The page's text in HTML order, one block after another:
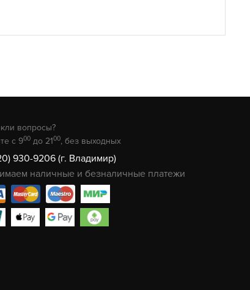
вопросы?
с 900 до 2100, без выходных
930-9206 (г. Владимир)
наличные и безналичные платежи